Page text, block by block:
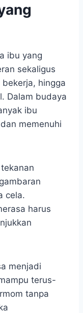
ibu yang
sekaligus
hingga
Dalam budaya
ibu
memenuhi
cela.
harus
menjadi
terus-
tanpa